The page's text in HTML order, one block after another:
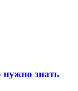
нужно знать